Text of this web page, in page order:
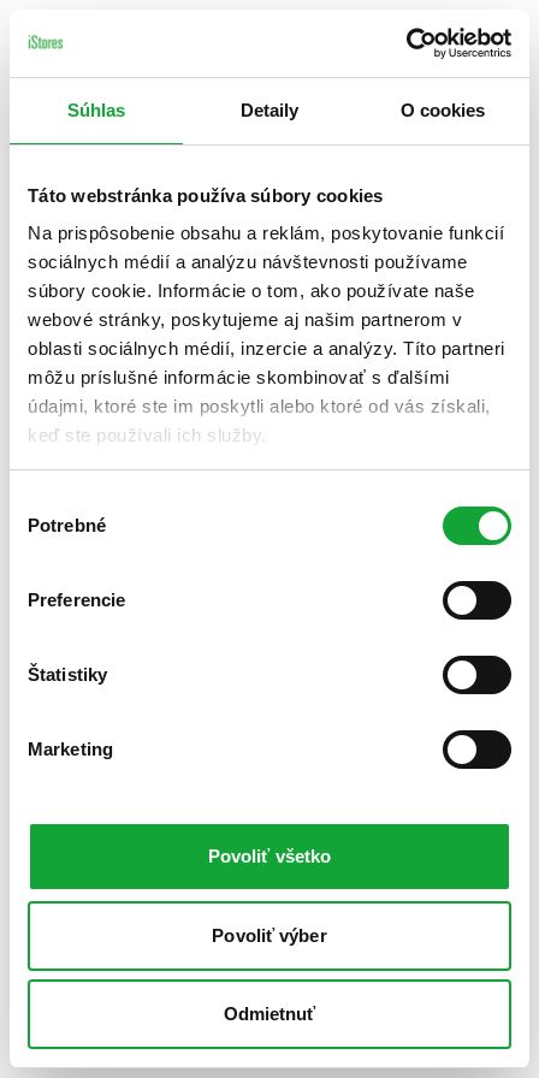
Súhlas Detaily O cookies
Táto webstránka používa súbory cookies
Na prispôsobenie obsahu a reklám, poskytovanie funkcií
sociálnych médií a analýzu návštevnosti používame
súbory cookie. Informácie o tom, ako používate naše
webové stránky, poskytujeme aj našim partnerom v
oblasti sociálnych médií, inzercie a analýzy. Títo partneri
môžu príslušné informácie skombinovať s ďalšími
údajmi, ktoré ste im poskytli alebo ktoré od vás získali,
keď ste používali ich služby.
súhlasu
Potrebné
Preferencie
Štatistiky
Marketing
Povoliť všetko
Povoliť výber
Odmietnuť